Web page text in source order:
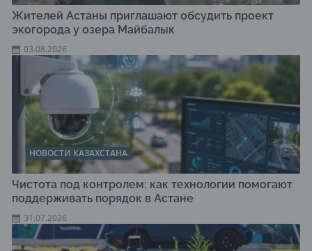
Жителей Астаны приглашают обсудить проект
экогорода у озера Майбалык
03.08.2026
НОВОСТИ КАЗАХСТАНА
Чистота под контролем: как технологии помогают
поддерживать порядок в Астане
31.07.2026